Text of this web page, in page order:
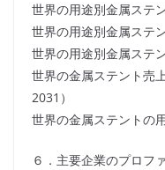
世界の用途別金属ステ
世界の用途別金属ステ
世界の用途別金属ステ
世界の金属ステント売
2031）
世界の金属ステントの
６．主要企業のプロフ